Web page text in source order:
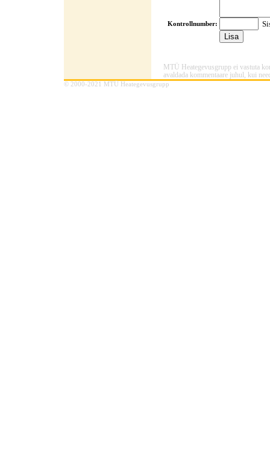
Kontrollnumber:
MTÜ Heategevusgrupp ei vastuta
avaldada kommentaare juhul, kui
© 2000-2021 MTÜ Heategevusgrupp